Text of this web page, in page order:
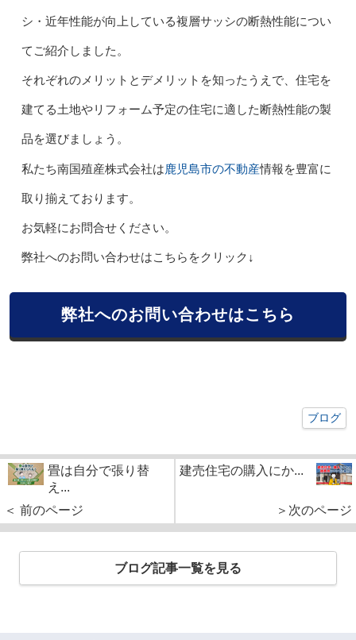
シ・近年性能が向上している複層サッシの断熱性能につい
てご紹介しました。
それぞれのメリットとデメリットを知ったうえで、住宅を
建てる土地やリフォーム予定の住宅に適した断熱性能の製
品を選びましょう。
私たち南国殖産株式会社は鹿児島市の不動産情報を豊富に
取り揃えております。
お気軽にお問合せください。
弊社へのお問い合わせはこちらをクリック↓
弊社へのお問い合わせはこちら
ブログ
畳は自分で張り替
え...
＜ 前のページ
建売住宅の購入にか...
＞次のページ
ブログ記事一覧を見る